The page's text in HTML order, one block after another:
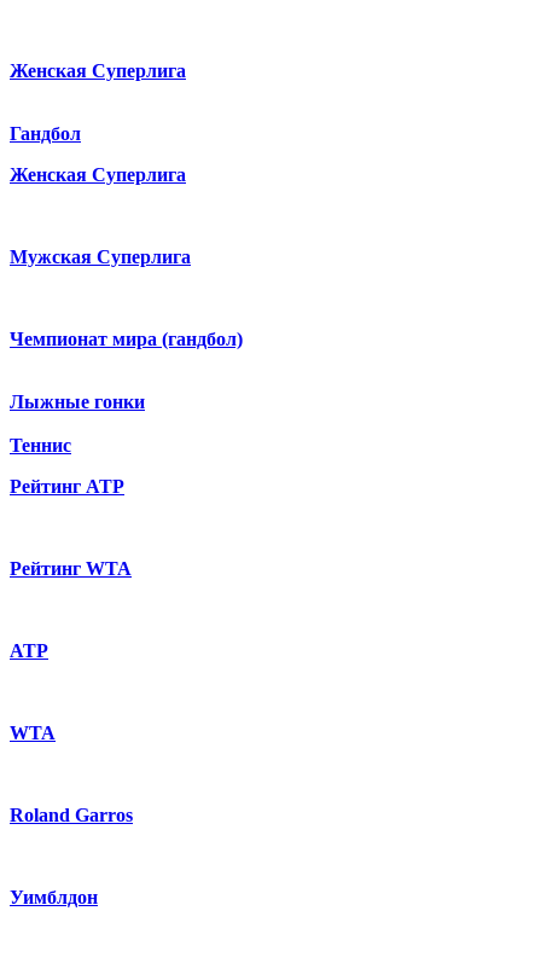
Женская Суперлига
Гандбол
Женская Суперлига
Мужская Суперлига
Чемпионат мира (гандбол)
Лыжные гонки
Теннис
Рейтинг ATP
Рейтинг WTA
ATP
WTA
Roland Garros
Уимблдон